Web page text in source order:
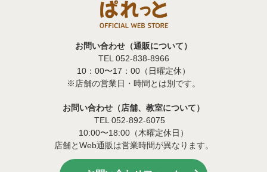
お問い合わせ（通販について）
TEL 052-838-8966
10：00〜17：00（日曜定休）
※店舗の営業日・時間とは別です。
お問い合わせ（店舗、教室について）
TEL 052-892-6075
10:00〜18:00（木曜定休日）
店舗とWeb通販は営業時間が異なります。